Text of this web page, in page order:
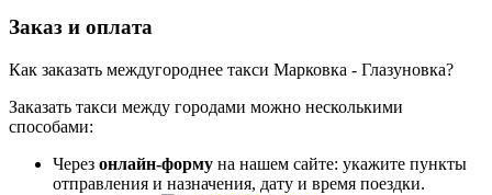
Заказ и оплата
Как заказать междугороднее такси Марковка - Глазуновка?
Заказать такси между городами можно несколькими
способами:
Через онлайн-форму на нашем сайте: укажите пункты
отправления и назначения, дату и время поездки.